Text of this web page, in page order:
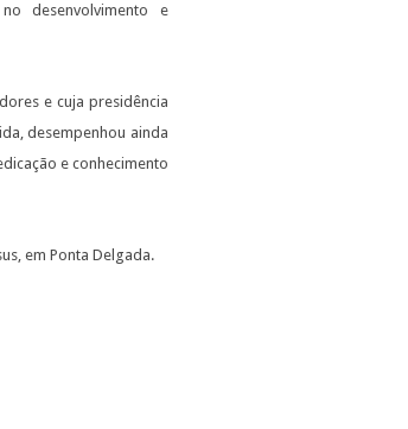
desenvolvimento e
e cuja presidência
desempenhou ainda
e conhecimento
em Ponta Delgada.